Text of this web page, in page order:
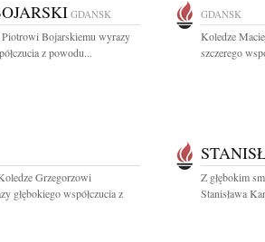
GDAŃSK
Bojarskiemu wyrazy
z powodu...
GDAŃSK
Koledze
szczerego
Grzegorzowi
głębokiego współczucia z
Z głębokim
Stanisława